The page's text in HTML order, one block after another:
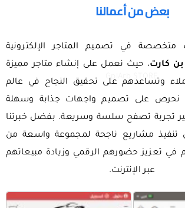
بعض من أعمالنا
في تصميم المتاجر الإلكترونية
كارت، حيث نعمل على إنشاء متاجر مميزة
وتساعدهم على تحقيق النجاح في عالم
نحرص على تصميم واجهات جذابة وسهلة
تجربة تصفح سلسة وسريعة. بفضل خبرتنا
تنفيذ مشاريع ناجحة لمجموعة واسعة من
في تعزيز حضورهم الرقمي وزيادة مبيعاتهم
عبر الإنترنت.